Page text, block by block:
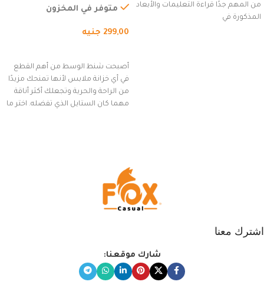
من المهم جدًا قراءة التعليمات والأبعاد
المذكورة في
السفر، الجري العادي، المشي
(رمادي)
متوفر في المخزون
299,00 جنيه
أصبحت شنط الوسط من أهم القطع
في أي خزانة ملابس لأنها تمنحك مزيدًا
من الراحة والحرية وتجعلك أكثر أناقة
مهما كان الستايل الذي تفضله. اختر ما
اشترك معنا
شارك موقعنا: